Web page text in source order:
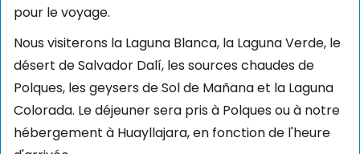
pour le voyage.
Nous visiterons la Laguna Blanca, la Laguna Verde, le
désert de Salvador Dalí, les sources chaudes de
Polques, les geysers de Sol de Mañana et la Laguna
Colorada. Le déjeuner sera pris à Polques ou à notre
hébergement à Huayllajara, en fonction de l'heure